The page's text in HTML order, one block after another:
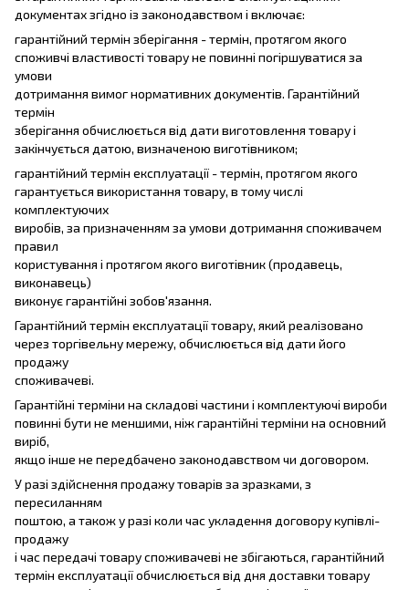
документах згідно із законодавством і включає:
гарантійний термін зберігання - термін, протягом якого
споживчі властивості товару не повинні погіршуватися за
умови
дотримання вимог нормативних документів. Гарантійний
термін
зберігання обчислюється від дати виготовлення товару і
закінчується датою, визначеною виготівником;
гарантійний термін експлуатації - термін, протягом якого
гарантується використання товару, в тому числі
комплектуючих
виробів, за призначенням за умови дотримання споживачем
правил
користування і протягом якого виготівник (продавець,
виконавець)
виконує гарантійні зобов'язання.
Гарантійний термін експлуатації товару, який реалізовано
через торгівельну мережу, обчислюється від дати його
продажу
споживачеві.
Гарантійні терміни на складові частини і комплектуючі вироби
повинні бути не меншими, ніж гарантійні терміни на основний
виріб,
якщо інше не передбачено законодавством чи договором.
У разі здійснення продажу товарів за зразками, з
пересиланням
поштою, а також у разі коли час укладення договору купівлі-
продажу
і час передачі товару споживачеві не збігаються, гарантійний
термін експлуатації обчислюється від дня доставки товару